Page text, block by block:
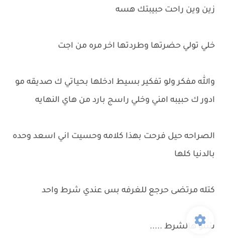
زين وين راحت حبيبتك هسه
خلي تولي حضرتها وطردتها اخر مره من اجت
والله مفكر ولو تفكير بسيط ادخلها بحياتي ك صديقه مو
ادور ك حبيبه امني وخلي راسج بارد من هاي النهايه
الصراحه حيل فرحت بهذا كلامه وحسيت اني اسعد وحده
بالدنيا كلها
كتله مرتضى حرجع للغرفه بس عندي شرط واحد
شنو هالشرط .....